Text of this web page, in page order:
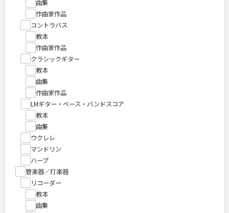
曲集
作曲家作品
コントラバス
教本
作曲家作品
クラシックギター
教本
曲集
作曲家作品
LMギター・ベース・バンドスコア
教本
曲集
ウクレレ
マンドリン
ハープ
管楽器／打楽器
リコーダー
教本
曲集